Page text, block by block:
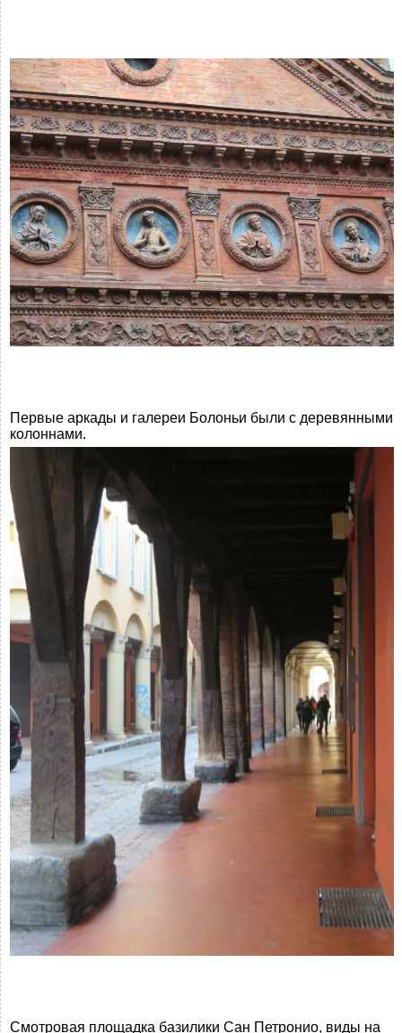
Первые аркады и галереи Болоньи были с деревянными
колоннами.
Смотровая площадка базилики Сан Петронио, виды на